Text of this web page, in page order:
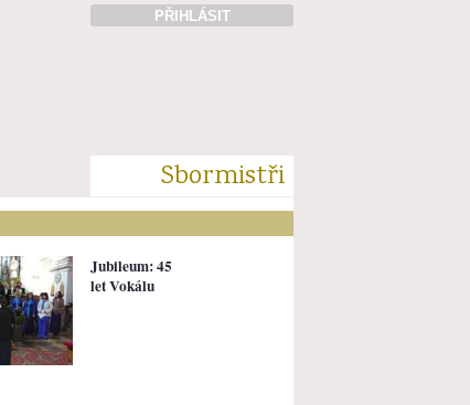
PŘIHLÁSIT
Sbormistři
Jubileum: 45
let Vokálu